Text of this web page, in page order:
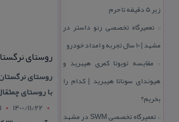
زیر 5 دقیقه تا حرم
:: تعمیرگاه تخصصی رنو داستر در
مشهد | ۱۰ سال تجربه و امداد خودرو
:: مقایسه تویوتا كمری هیبرید و
هیوندای سوناتا هیبرید | كدام را
بخریم؟
::
تعمیرگاه تخصصی SWM در مشهد
روستای
روستای
با روستای
1400/11/22